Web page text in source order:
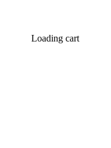
Loading cart